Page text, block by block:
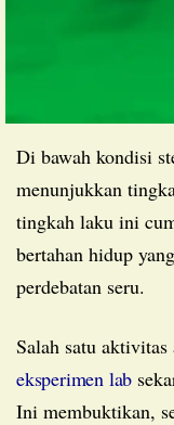
Di bawah kondisi
menunjukkan
tingkah laku ini
bertahan hidup
perdebatan seru.
Salah satu
eksperimen lab
Ini membuktikan,